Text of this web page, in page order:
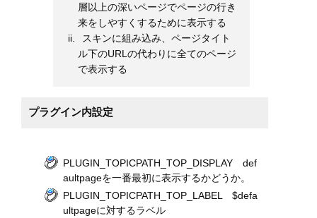
層以上の深いページでページの行き
来をしやすくするために表示する
スキンに組み込み、ページタイト
ル下のURLの代わりに全てのページ
で表示する
プラグイン内設定
PLUGIN_TOPICPATH_TOP_DISPLAY def
aultpageを一番最初に表示するかどうか。
PLUGIN_TOPICPATH_TOP_LABEL $defa
ultpageに対するラベル